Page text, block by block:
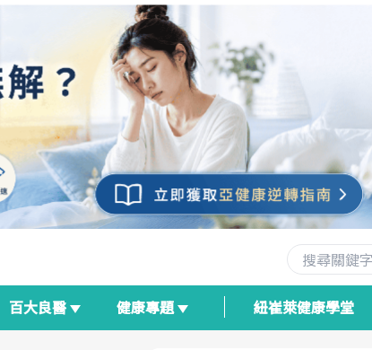
百大良醫 健康專題 紐崔萊健康學堂